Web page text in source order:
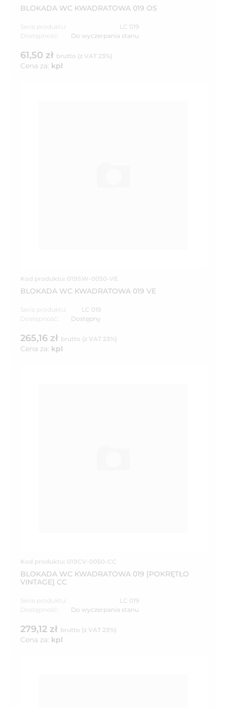
BLOKADA WC KWADRATOWA 019 OS
Seria produktu:
LC 019
Dostępność:
Do wyczerpania stanu
61,50 zł brutto (z VAT 23%)
Cena za: kpl
Kod produktu: 019SW-0050-VE
BLOKADA WC KWADRATOWA 019 VE
Seria produktu:
LC 019
Dostępność:
Dostępny
265,16 zł brutto (z VAT 23%)
Cena za: kpl
Kod produktu: 019CV-0050-CC
BLOKADA WC KWADRATOWA 019 [POKRĘTŁO
VINTAGE] CC
Seria produktu:
LC 019
Dostępność:
Do wyczerpania stanu
279,12 zł brutto (z VAT 23%)
Cena za: kpl